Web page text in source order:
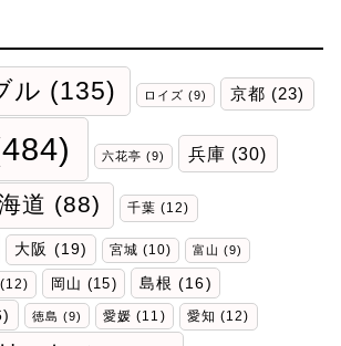
ル (135) ロイズ (9) 京都 (23)
六花亭 (9) 兵庫 (30)
道 (88) 千葉 (12)
大阪 (19) 宮城 (10) 富山 (9)
(12) 岡山 (15) 島根 (16)
徳島 (9) 愛媛 (11) 愛知 (12)